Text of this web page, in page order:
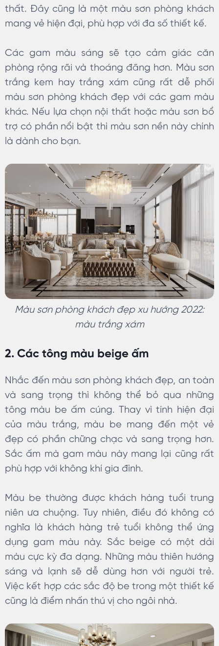
thất. Đây cũng là một màu sơn phòng khách
mang vẻ hiện đại, phù hợp với đa số thiết kế.
Các gam màu sáng sẽ tạo cảm giác căn
phòng rộng rãi và thoáng đãng hơn. Màu sơn
trắng kem hay trắng xám cũng rất dễ phối
màu sơn phòng khách đẹp với các gam màu
khác. Nếu lựa chọn nội thất hoặc màu sơn bổ
trợ có phần nổi bật thì màu sơn nền này chính
là dành cho bạn.
Màu sơn phòng khách đẹp xu hướng 2022:
màu trắng xám
2. Các tông màu beige ấm
Nhắc đến màu sơn phòng khách đẹp, an toàn
và sang trọng thì không thể bỏ qua những
tông màu be ấm cúng. Thay vì tính hiện đại
của màu trắng, màu be mang đến một vẻ
đẹp có phần chững chạc và sang trọng hơn.
Sắc ấm mà gam màu này mang lại cũng rất
phù hợp với không khí gia đình.
Màu be thường được khách hàng tuổi trung
niên ưa chuộng. Tuy nhiên, điều đó không có
nghĩa là khách hàng trẻ tuổi không thể ứng
dụng gam màu này. Sắc beige có một dải
màu cực kỳ đa dạng. Những màu thiên hướng
sáng và lạnh sẽ dễ dùng hơn với người trẻ.
Việc kết hợp các sắc độ be trong một thiết kế
cũng là điểm nhấn thú vị cho ngôi nhà.